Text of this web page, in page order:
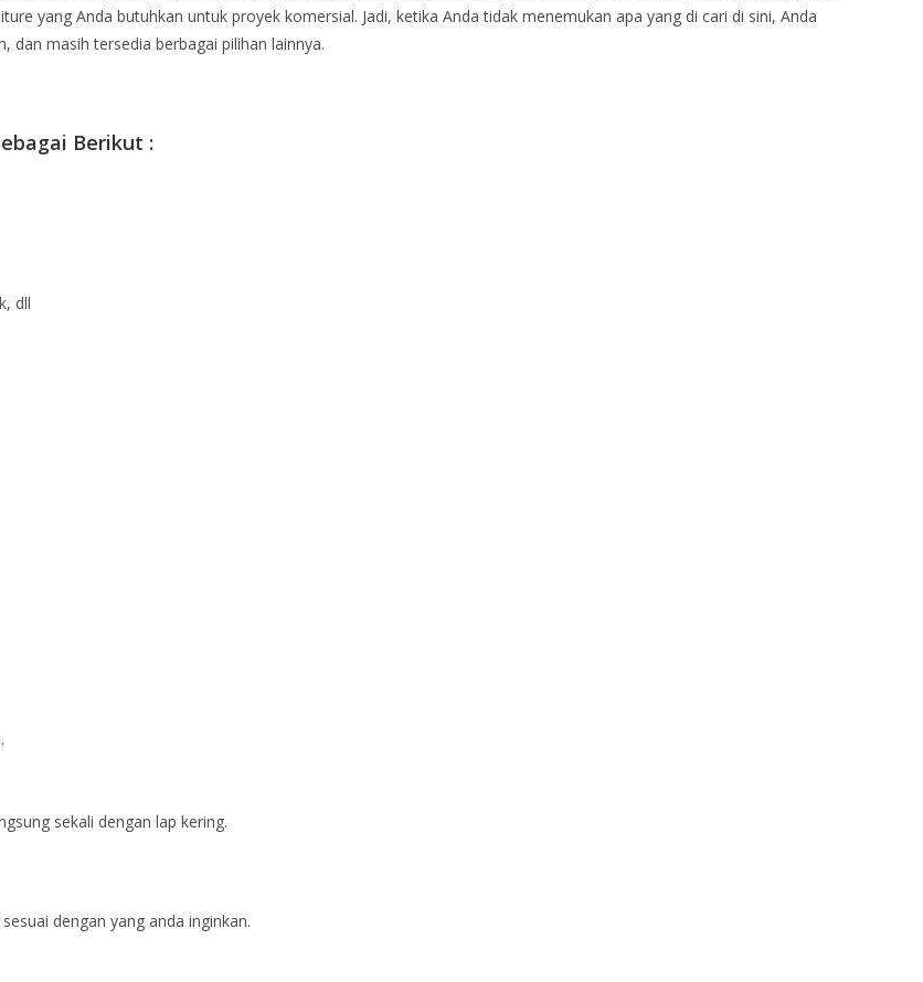
yang Anda butuhkan untuk proyek komersial. Jadi, ketika Anda tidak menemukan apa yang di cari di sini, Anda
dan masih tersedia berbagai pilihan lainnya.
Berikut :
dll
sekali dengan lap kering.
dengan yang anda inginkan.